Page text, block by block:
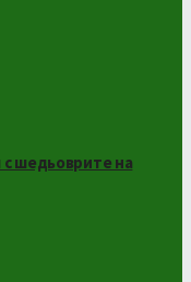
с шедьоврите на